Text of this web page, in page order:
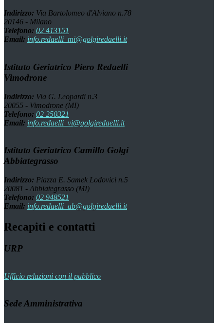
Indirizzo: Via Bartolomeo d'Alviano n.78
20146 - Milano
Telefono: 02 413151
Email: info.redaelli_mi@golgiredaelli.it
Istituto Geriatrico Piero Redaelli
Vimodrone
Indirizzo: Via G. Leopardi n.3
20055 - Vimodrone (MI)
Telefono: 02 250321
Email: info.redaelli_vi@golgiredaelli.it
Istituto Geriatrico Camillo Golgi
Abbiategrasso
Indirizzo: Piazza E. Samek Lodovici n.5
20081 - Abbiategrasso (MI)
Telefono: 02 948521
Email: info.redaelli_ab@golgiredaelli.it
Recapiti e contatti
URP
Ufficio relazioni con il pubblico
Sede Amministrativa